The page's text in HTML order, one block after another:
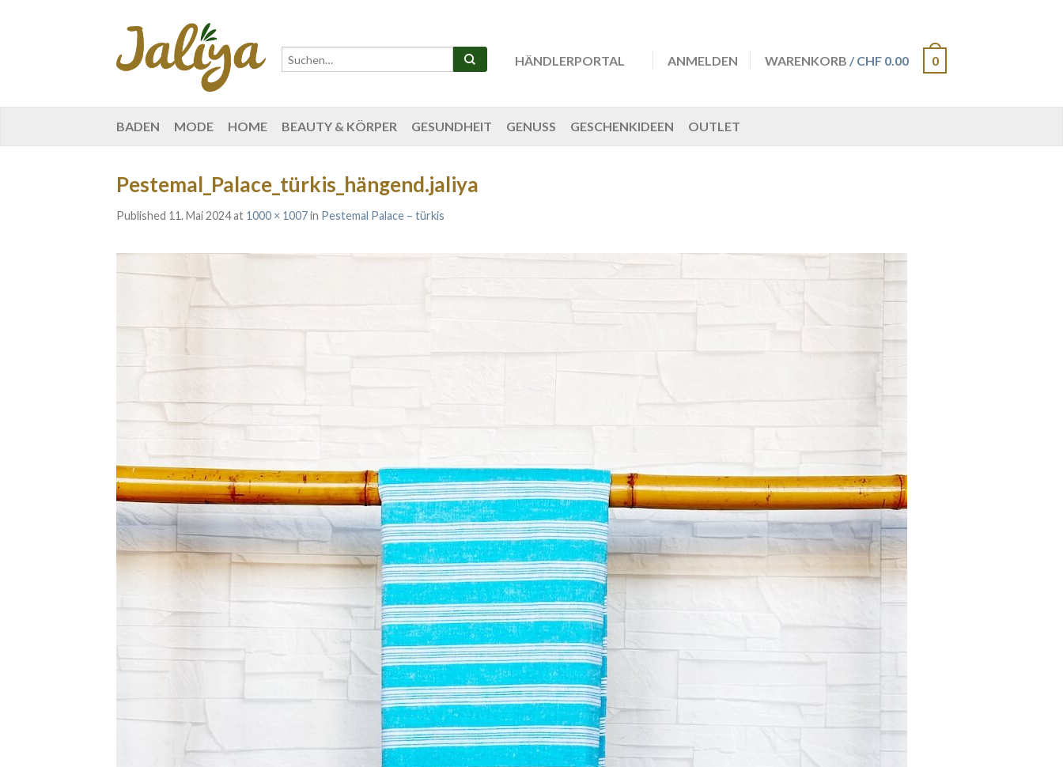
HÄNDLERPORTAL ANMELDEN WARENKORB / CHF 0.00 0
BADEN MODE HOME BEAUTY & KÖRPER GESUNDHEIT GENUSS GESCHENKIDEEN OUTLET
Pestemal_Palace_türkis_hängend.jaliya
Published 11. Mai 2024at 1000 × 1007in Pestemal Palace – türkis